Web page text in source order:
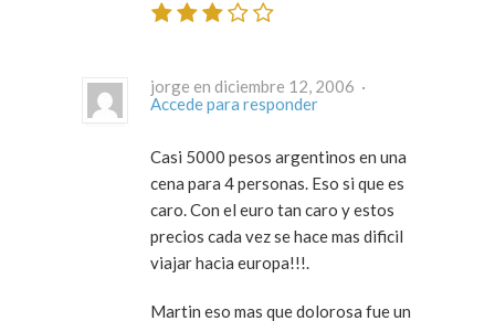
jorge en diciembre 12, 2006 ·
Accede para responder
Casi 5000 pesos argentinos en una
cena para 4 personas. Eso si que es
caro. Con el euro tan caro y estos
precios cada vez se hace mas dificil
viajar hacia europa!!!.
Martin eso mas que dolorosa fue un